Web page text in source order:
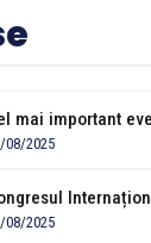
08/2025
08/2025